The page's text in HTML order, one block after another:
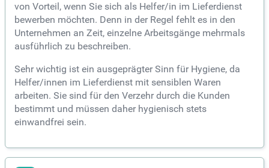
von Vorteil, wenn Sie sich als Helfer/in im Lieferdienst
bewerben möchten. Denn in der Regel fehlt es in den
Unternehmen an Zeit, einzelne Arbeitsgänge mehrmals
ausführlich zu beschreiben.
Sehr wichtig ist ein ausgeprägter Sinn für Hygiene, da
Helfer/innen im Lieferdienst mit sensiblen Waren
arbeiten. Sie sind für den Verzehr durch die Kunden
bestimmt und müssen daher hygienisch stets
einwandfrei sein.